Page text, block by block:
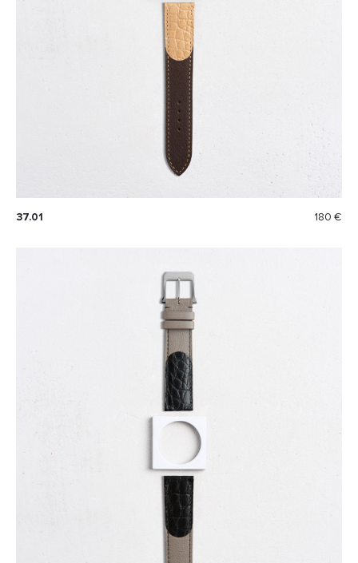
37.01 180 €